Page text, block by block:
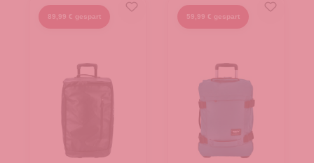
89,99 € gespart 59,99 € gespart